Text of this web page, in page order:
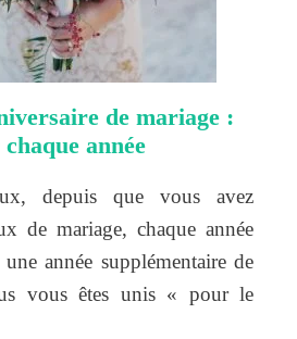
de mariage :
année
depuis que vous avez
de mariage, chaque année
année supplémentaire de
vous êtes unis « pour le